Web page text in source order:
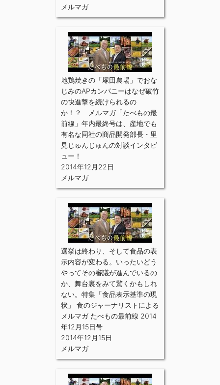
メルマガ
地鶏焼きの「塚田農場」でおな
じみのAPカンパニーはなぜ破竹
の快進撃を続けられるの
か！？ メルマガ「たべもの最
前線」年内最終号は、産地でも
有名な同社の商品開発部長・里
見じゅんじゅんの対談インタビ
ュー！
2014年12月22日
メルマガ
選挙は終わり、そして食品の表
示内容が変わる。いったいどう
やってその審議が進んでいるの
か、舞台裏をみて驚くかもしれ
ない。特集「食品表示基準の現
状」 食のジャーナリストによる
メルマガ たべもの最前線 2014
年12月15日号
2014年12月15日
メルマガ